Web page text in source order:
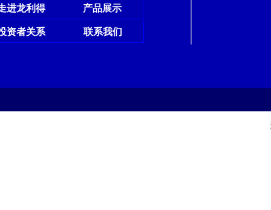
进龙利得 产品展示
资者关系 联系我们